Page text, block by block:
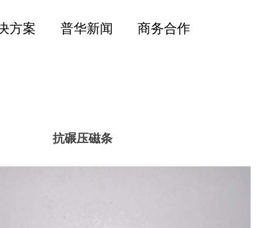
方案 普华新闻 商务合作
抗碾压磁条